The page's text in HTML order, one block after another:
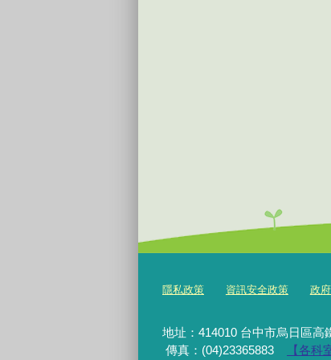
隱私政策 資訊安全政策 政
地址：414010 台中市烏日區
傳真：(04)23365883
【各科